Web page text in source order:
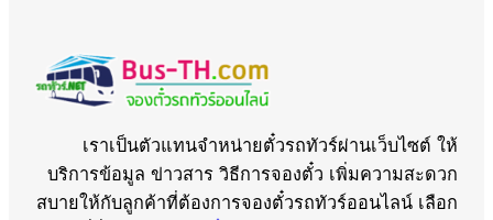
เราเป็นตัวแทนจำหน่ายตั๋วรถทัวร์ผ่านเว็บไซต์ ให้
บริการข้อมูล ข่าวสาร วิธีการจองตั๋ว เพิ่มความสะดวก
สบายให้กับลูกค้าที่ต้องการจองตั๋วรถทัวร์ออนไลน์ เลือก